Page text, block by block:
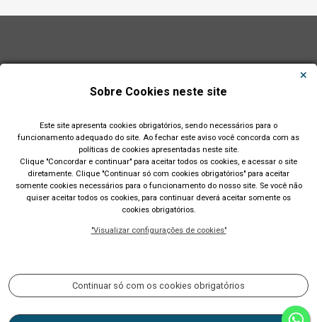
Sobre Cookies neste site
Este site apresenta cookies obrigatórios, sendo necessários para o
funcionamento adequado do site. Ao fechar este aviso você concorda com as
políticas de cookies apresentadas neste site.
Clique "Concordar e continuar" para aceitar todos os cookies, e acessar o site
diretamente. Clique "Continuar só com cookies obrigatórios" para aceitar
somente cookies necessários para o funcionamento do nosso site. Se você não
quiser aceitar todos os cookies, para continuar deverá aceitar somente os
cookies obrigatórios.
"Visualizar configurações de cookies"
Continuar só com os cookies obrigatórios
Prefeitura Municipal de Lajeado (RS)
Rua Cel. Júlio May, 242 - Telefone (51) 3982 1000